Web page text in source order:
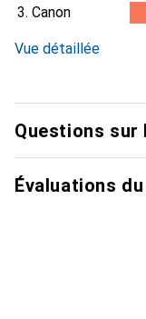
3. Canon
Vue détaillée
Questions sur
Évaluations